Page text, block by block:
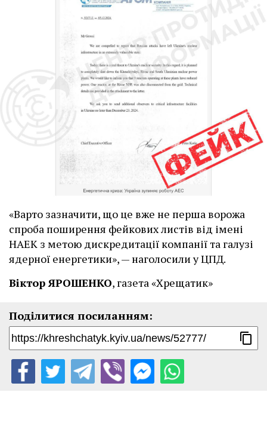
«Варто зазначити, що це вже не перша ворожа
спроба поширення фейкових листів від імені
НАЕК з метою дискредитації компанії та галузі
ядерної енергетики», — наголосили у ЦПД.
Віктор ЯРОШЕНКО, газета «Хрещатик»